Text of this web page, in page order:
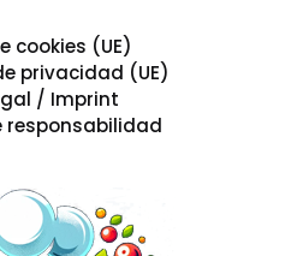
cookies (UE)
privacidad (UE)
/ Imprint
responsabilidad